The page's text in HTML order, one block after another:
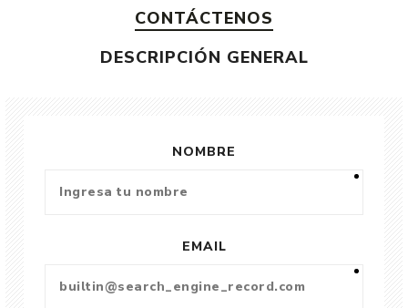
CONTÁCTENOS
DESCRIPCIÓN GENERAL
NOMBRE
EMAIL